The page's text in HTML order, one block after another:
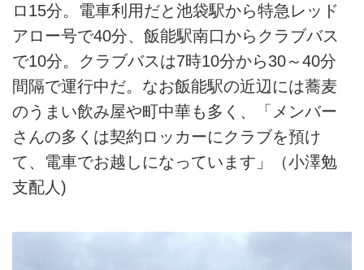
ロ15分。電車利用だと池袋駅から特急レッド
アロー号で40分、飯能駅南口からクラブバス
で10分。クラブバスは7時10分から30～40分
間隔で運行中だ。なお飯能駅の近辺には蕎麦
のうまい飲み屋や町中華も多く、「メンバー
さんの多くは契約ロッカーにクラブを預け
て、電車でお越しになっています」（小澤勉
支配人)